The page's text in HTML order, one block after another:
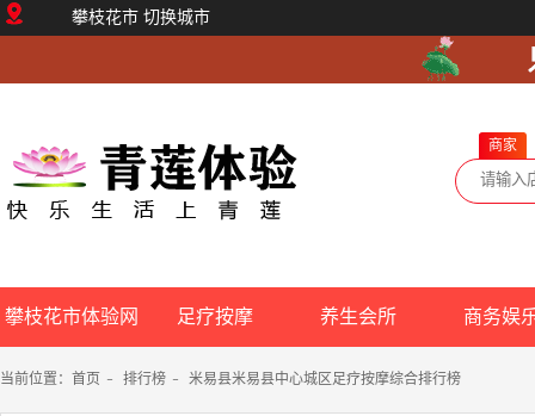
攀枝花市 切换城市
商家
攀枝花市体验网 足疗按摩 养生会所 商务娱
当前位置： 首页 - 排行榜 - 米易县米易县中心城区足疗按摩综合排行榜